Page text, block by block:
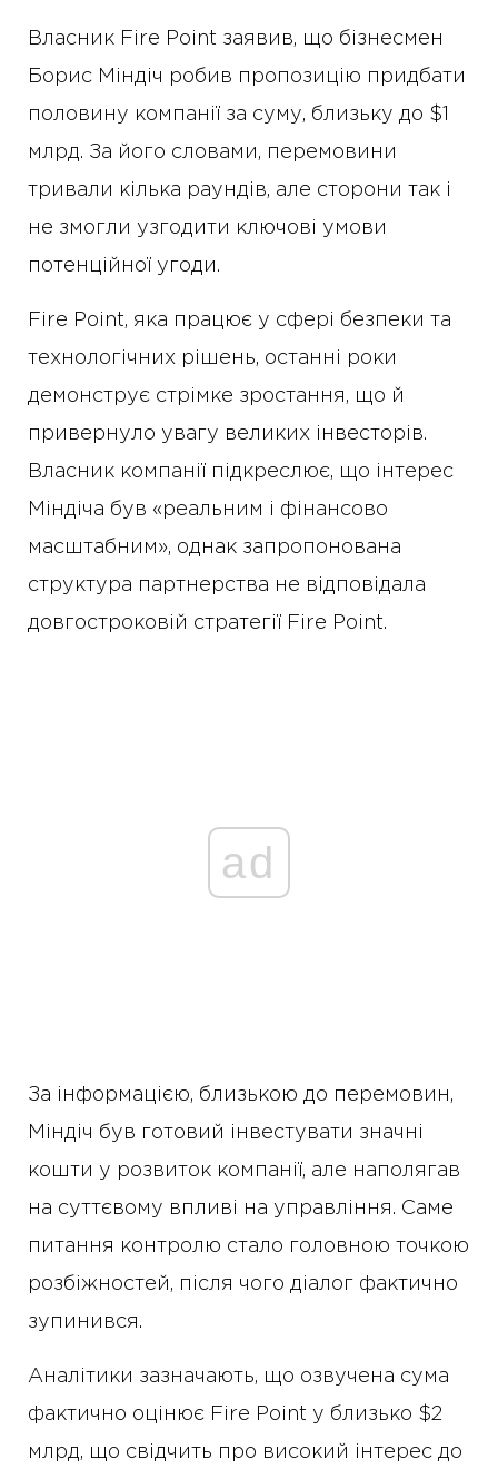
Власник Fire Point заявив, що бізнесмен
Борис Міндіч робив пропозицію придбати
половину компанії за суму, близьку до $1
млрд. За його словами, перемовини
тривали кілька раундів, але сторони так і
не змогли узгодити ключові умови
потенційної угоди.
Fire Point, яка працює у сфері безпеки та
технологічних рішень, останні роки
демонструє стрімке зростання, що й
привернуло увагу великих інвесторів.
Власник компанії підкреслює, що інтерес
Міндіча був «реальним і фінансово
масштабним», однак запропонована
структура партнерства не відповідала
довгостроковій стратегії Fire Point.
ad
За інформацією, близькою до перемовин,
Міндіч був готовий інвестувати значні
кошти у розвиток компанії, але наполягав
на суттєвому впливі на управління. Саме
питання контролю стало головною точкою
розбіжностей, після чого діалог фактично
зупинився.
Аналітики зазначають, що озвучена сума
фактично оцінює Fire Point у близько $2
млрд, що свідчить про високий інтерес до